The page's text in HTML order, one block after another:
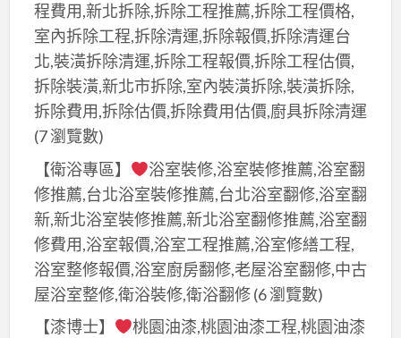
程費用,新北拆除,拆除工程推薦,拆除工程價格,
室內拆除工程,拆除清運,拆除報價,拆除清運台
北,裝潢拆除清運,拆除工程報價,拆除工程估價,
拆除裝潢,新北市拆除,室內裝潢拆除,裝潢拆除,
拆除費用,拆除估價,拆除費用估價,廚具拆除清運
(7 瀏覽數)
【衛浴專區】
浴室裝修,浴室裝修推薦,浴室翻
修推薦,台北浴室裝修推薦,台北浴室翻修,浴室翻
新,新北浴室裝修推薦,新北浴室翻修推薦,浴室翻
修費用,浴室報價,浴室工程推薦,浴室修繕工程,
浴室整修報價,浴室廚房翻修,老屋浴室翻修,中古
屋浴室整修,衛浴裝修,衛浴翻修(6 瀏覽數)
【漆博士】
桃園油漆,桃園油漆工程,桃園油漆